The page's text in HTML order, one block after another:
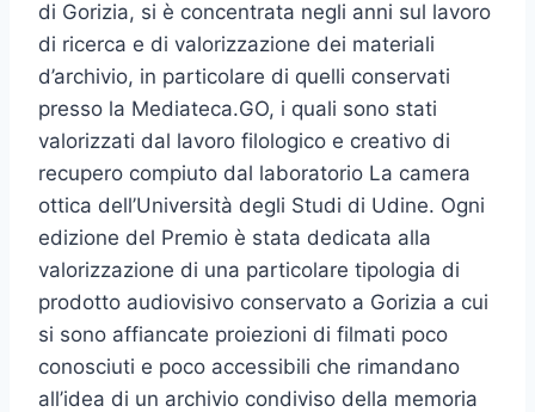
di Gorizia, si è concentrata negli anni sul lavoro
di ricerca e di valorizzazione dei materiali
d’archivio, in particolare di quelli conservati
presso la Mediateca.GO, i quali sono stati
valorizzati dal lavoro filologico e creativo di
recupero compiuto dal laboratorio La camera
ottica dell’Università degli Studi di Udine. Ogni
edizione del Premio è stata dedicata alla
valorizzazione di una particolare tipologia di
prodotto audiovisivo conservato a Gorizia a cui
si sono affiancate proiezioni di filmati poco
conosciuti e poco accessibili che rimandano
all’idea di un archivio condiviso della memoria